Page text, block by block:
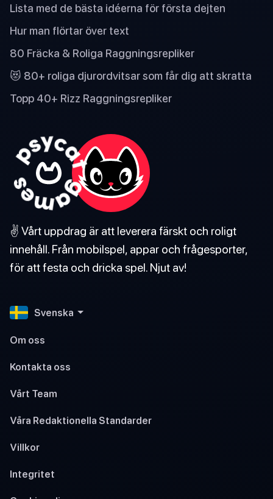
Lista med de bästa idéerna för första dejten
Hur man flörtar över text
80 Fräcka & Roliga Raggningsrepliker
😻 80+ roliga djurordvitsar som får dig att skratta
Topp 40+ Rizz Raggningsrepliker
✌️ Vårt uppdrag är att leverera färskt och roligt
innehåll. Från mobilspel, appar och frågesporter,
för att festa och dricka spel. Njut av!
Svenska
Om oss
Kontakta oss
Vårt Team
Våra Redaktionella Standarder
Villkor
Integritet